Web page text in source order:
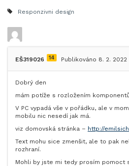
Responzivni design
EŠ319026 14 Publikováno 8. 2. 2022
Dobrý den
mám potíže s rozložením
V PC vypadá vše v pořádku, ale v
mobilu nic nesedí jak má.
viz domovská stránka – http://
Text mohu sice zmenšit, ale to pak
rozhraní.
Mohli by jste mi tedy prosím pomoct